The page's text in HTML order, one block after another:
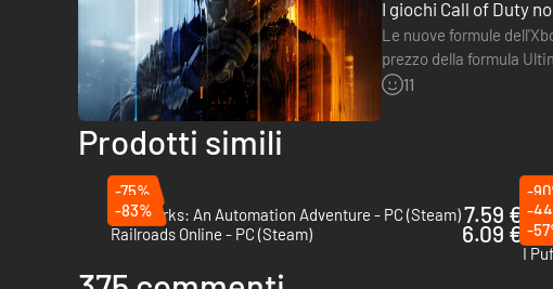
I giochi Call of Duty
Le nuove formule
prezzo della formula
interessante
11
Prodotti simili
-75%
Oddsparks: An Automation Adventure - PC (Steam)7.59 €
-
-83%
Railroads Online - PC (Steam)
6.09 €
-
-
I